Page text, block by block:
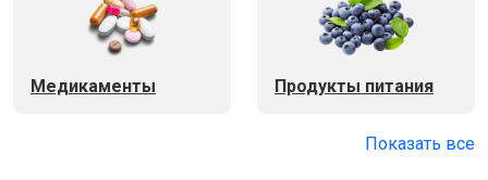
Медикаменты Продукты питания
Показать все